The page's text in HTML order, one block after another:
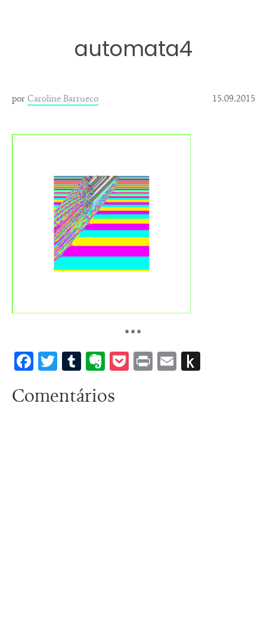
automata4
porCaroline Barrueco 15.09.2015
***
Facebook
Twitter
Tumblr
Evernote
Pocket
PrintEmail
Comentários